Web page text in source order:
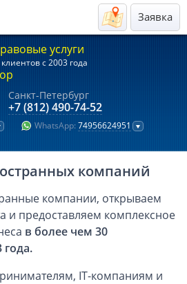
Заявка
услуги
с 2003 года
Санкт-Петербург
+7 (812) 490-74-52
WhatsApp: 74956624951
2026
MSB
компаний
компании, открываем
и предоставляем комплексное
в более чем 30
IT-компаниям и